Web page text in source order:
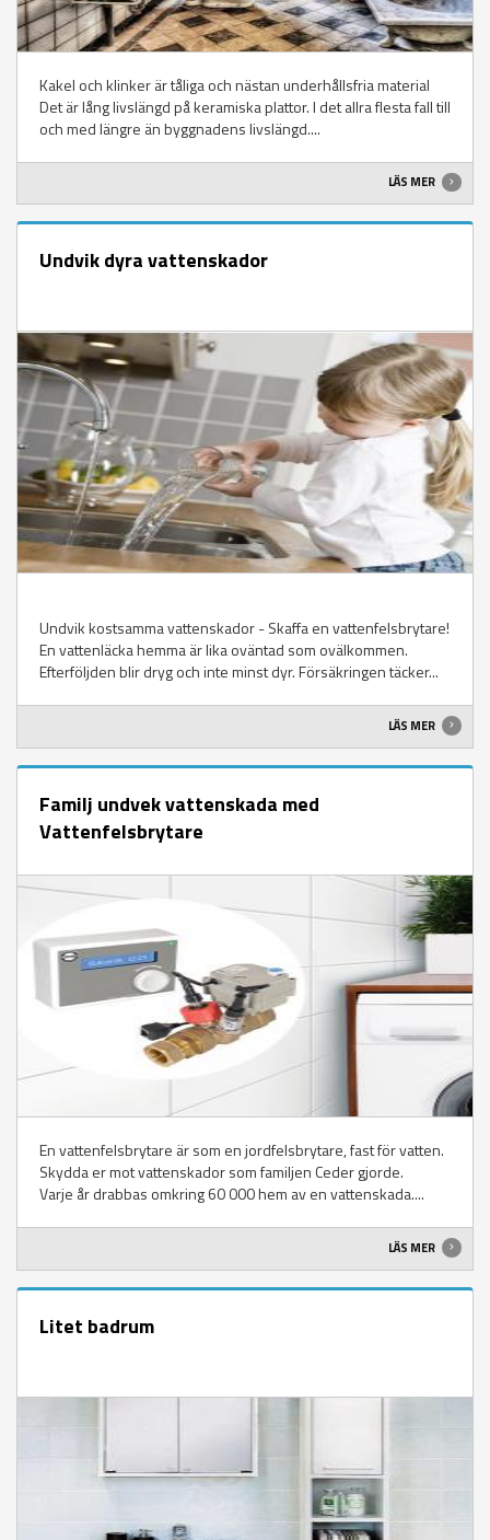
Kakel och klinker är tåliga och nästan underhållsfria material
Det är lång livslängd på keramiska plattor. I det allra flesta fall till
och med längre än byggnadens livslängd....
LÄS MER
Undvik dyra vattenskador
Undvik kostsamma vattenskador - Skaffa en vattenfelsbrytare!
En vattenläcka hemma är lika oväntad som ovälkommen.
Efterföljden blir dryg och inte minst dyr. Försäkringen täcker...
LÄS MER
Familj undvek vattenskada med
Vattenfelsbrytare
En vattenfelsbrytare är som en jordfelsbrytare, fast för vatten.
Skydda er mot vattenskador som familjen Ceder gjorde.
Varje år drabbas omkring 60 000 hem av en vattenskada....
LÄS MER
Litet badrum